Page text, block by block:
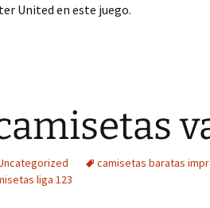
United en este juego.
camisetas baratas
liga 123